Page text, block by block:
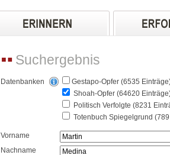
Suchergebnis
Datenbanken
Gestapo-Opfer (6535
Shoah-Opfer (64620
Politisch Verfolgte (8231
Totenbuch Spiegelgrund
Vorname
Nachname